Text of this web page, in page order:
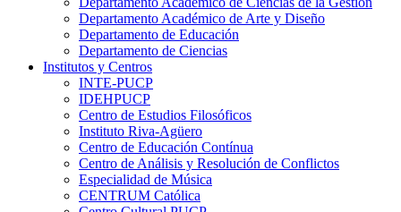
Departamento Académico de Arte y Diseño
Departamento de Educación
Departamento de Ciencias
Institutos y Centros
INTE-PUCP
IDEHPUCP
Centro de Estudios Filosóficos
Instituto Riva-Agüero
Centro de Educación Contínua
Centro de Análisis y Resolución de Conflictos
Especialidad de Música
CENTRUM Católica